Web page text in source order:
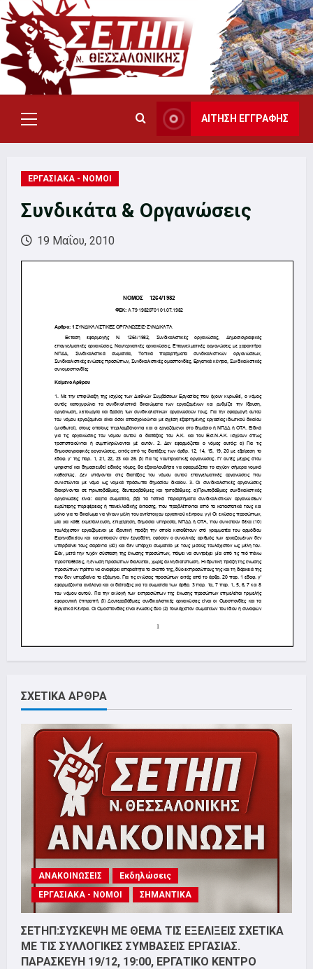
Skip
to
content
Primary
Menu
ΑΙΤΗΣΗ ΕΓΓΡΑΦΗΣ
ΕΡΓΑΣΙΑΚΑ - ΝΟΜΟΙ
Συνδικάτα & Οργανώσεις
19 Μαΐου, 2010
ΣΧΕΤΙΚΑ ΑΡΘΡΑ
ΑΝΑΚΟΙΝΩΣΕΙΣ
Εκδηλώσεις
ΕΡΓΑΣΙΑΚΑ - ΝΟΜΟΙ
ΣΗΜΑΝΤΙΚΑ
ΣΕΤΗΠ:ΣΥΣΚΕΨΗ ΜΕ ΘΕΜΑ ΤΙΣ ΕΞΕΛΙΞΕΙΣ ΣΧΕΤΙΚΑ
ΜΕ ΤΙΣ ΣΥΛΛΟΓΙΚΕΣ ΣΥΜΒΑΣΕΙΣ ΕΡΓΑΣΙΑΣ.
ΠΑΡΑΣΚΕΥΗ 19/12, 19:00, ΕΡΓΑΤΙΚΟ ΚΕΝΤΡΟ